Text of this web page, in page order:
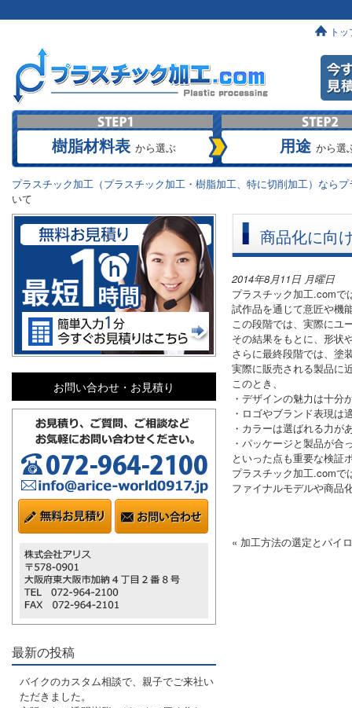
トッ
樹脂材料表 から選ぶ 用途 から選
プラスチック加工（プラスチック加工・樹脂加工、特に切削加工）なら
いて
商品化に向
2014年8月11日 月曜日
プラスチック加工.comで
試作品を通じて意匠や機
この段階では、実際にユ
その結果をもとに、形状
さらに最終段階では、塗
実際に販売される製品に
このとき、
・デザインの魅力は十分
・ロゴやブランド表現は
・カラーは選ばれる力が
・パッケージと製品が合
といった点も重要な検証
プラスチック加工.comで
ファイナルモデルや商品
« 加工方法の選定とパイ
お問い合わせ・お見積り
最新の投稿
バイクのカスタム相談で、親子でご来社い
ただきました。